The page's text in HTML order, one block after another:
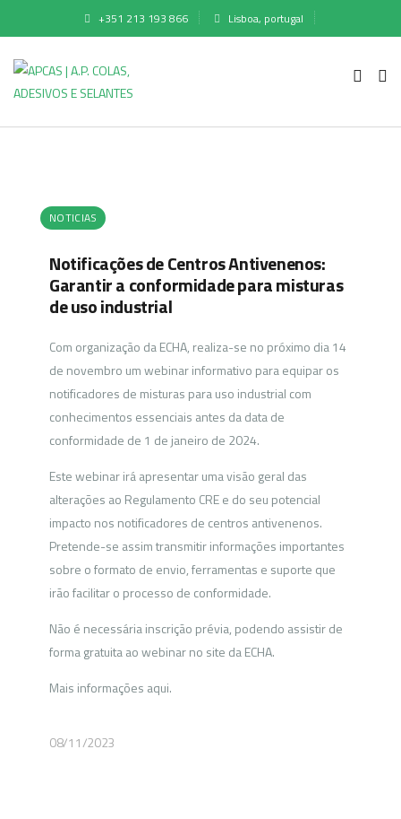
+351 213 193 866 Lisboa, portugal
NOTICIAS
Notificações de Centros Antivenenos:
Garantir a conformidade para misturas
de uso industrial
Com organização da ECHA, realiza-se no próximo dia 14
de novembro um webinar informativo para equipar os
notificadores de misturas para uso industrial com
conhecimentos essenciais antes da data de
conformidade de 1 de janeiro de 2024.
Este webinar irá apresentar uma visão geral das
alterações ao Regulamento CRE e do seu potencial
impacto nos notificadores de centros antivenenos.
Pretende-se assim transmitir informações importantes
sobre o formato de envio, ferramentas e suporte que
irão facilitar o processo de conformidade.
Não é necessária inscrição prévia, podendo assistir de
forma gratuita ao webinar no site da ECHA.
Mais informações aqui.
08/11/2023